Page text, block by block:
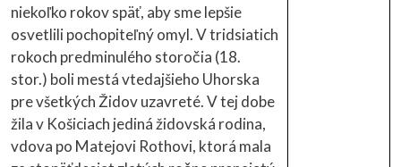
niekoľko rokov späť, aby sme lepšie
osvetlili pochopiteľný omyl. V tridsiatich
rokoch predminulého storočia (18.
stor.) boli mestá vtedajšieho Uhorska
pre všetkých Židov uzavreté. V tej dobe
žila v Košiciach jediná židovská rodina,
vdova po Matejovi Rothovi, ktorá mala